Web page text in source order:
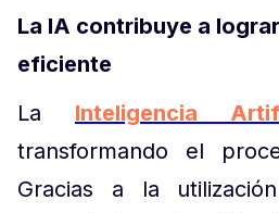
La IA contribuye a
eficiente
La Inteligencia
transformando el
Gracias a la